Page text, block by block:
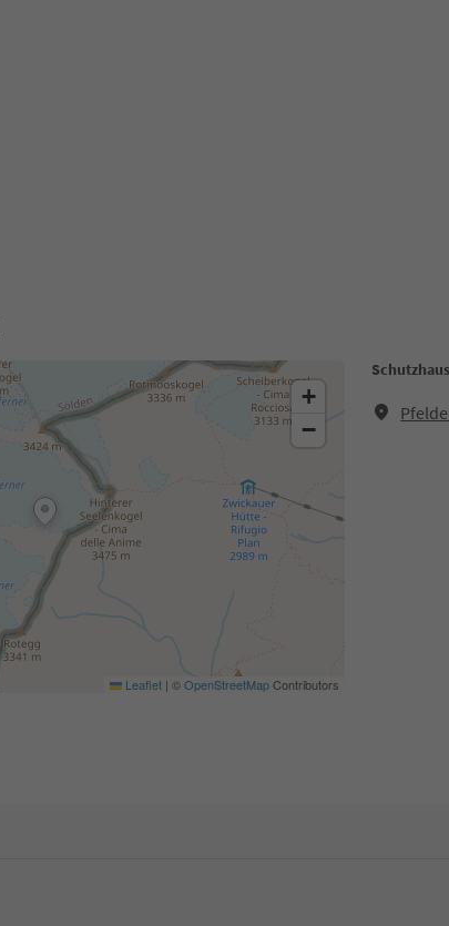
+
−
Leaflet | ©OpenStreetMapContributors